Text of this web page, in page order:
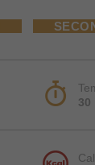
30